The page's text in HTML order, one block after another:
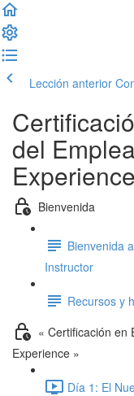
Lección anterior
del
Bienvenida
Bienvenida
Instructor
Recursos y
« Certificación en
Experience »
Día 1: El